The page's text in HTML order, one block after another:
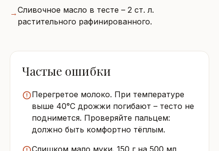
→Сливочное масло в тесте – 2 ст. л.
растительного рафинированного.
Частые ошибки
Перегретое молоко. При температуре
выше 40°C дрожжи погибают – тесто не
поднимется. Проверяйте пальцем:
должно быть комфортно тёплым.